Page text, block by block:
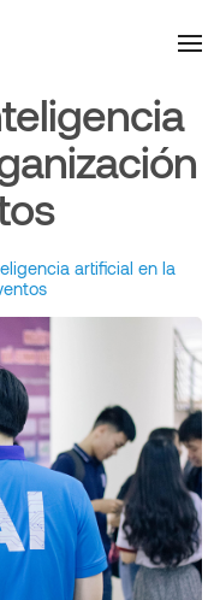
artificial en la